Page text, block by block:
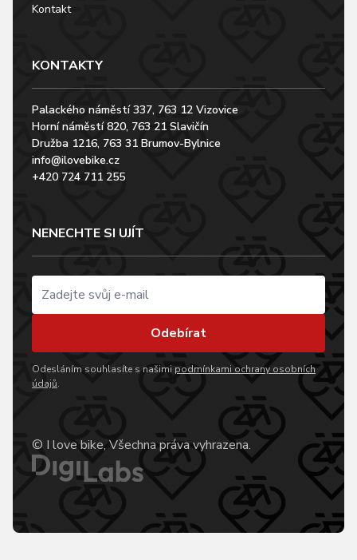
Kontakt
KONTAKTY
Palackého náměstí 337, 763 12 Vizovice
Horní náměstí 820, 763 21 Slavičín
Družba 1216, 763 31 Brumov-Bylnice
info@ilovebike.cz
+420 724 711 255
NENECHTE SI UJÍT
Odebírat
Odesláním souhlasíte s našimi podmínkami ochrany osobních
údajů.
© I love bike, Všechna práva vyhrazena.